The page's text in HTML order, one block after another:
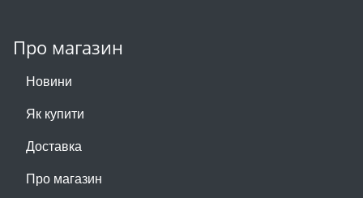
Про магазин
Новини
Як купити
Доставка
Про магазин